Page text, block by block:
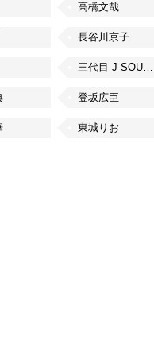
高橋文哉
長谷川京子
三代目 J SOUL BROTHERS from EXILE TRIBE
登坂広臣
東城りお